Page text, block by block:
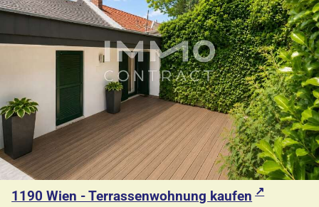
1190 Wien - Terrassenwohnung kaufen